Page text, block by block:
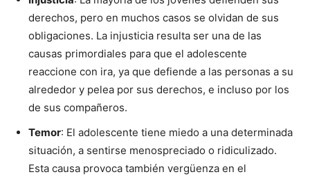
derechos, pero en muchos casos se olvidan de sus
obligaciones. La injusticia resulta ser una de las
causas primordiales para que el adolescente
reaccione con ira, ya que defiende a las personas a su
alrededor y pelea por sus derechos, e incluso por los
de sus compañeros.
Temor: El adolescente tiene miedo a una determinada
situación, a sentirse menospreciado o ridiculizado.
Esta causa provoca también vergüenza en el